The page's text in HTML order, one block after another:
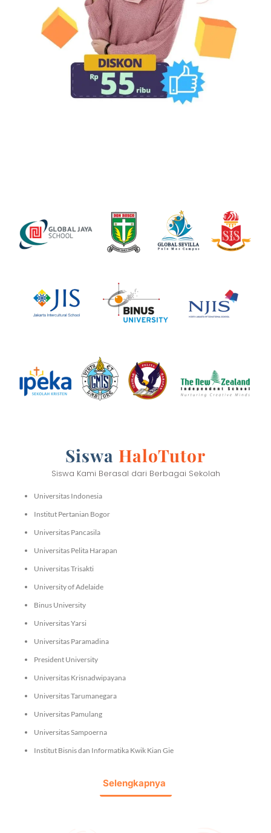
Siswa HaloTutor
Siswa Kami Berasal dari Berbagai Sekolah
Universitas Indonesia
Institut Pertanian Bogor
Universitas Pancasila
Universitas Pelita Harapan
Universitas Trisakti
University of Adelaide
Binus University
Universitas Yarsi
Universitas Paramadina
President University
Universitas Krisnadwipayana
Universitas Tarumanegara
Universitas Pamulang
Universitas Sampoerna
Institut Bisnis dan Informatika Kwik Kian Gie
Selengkapnya